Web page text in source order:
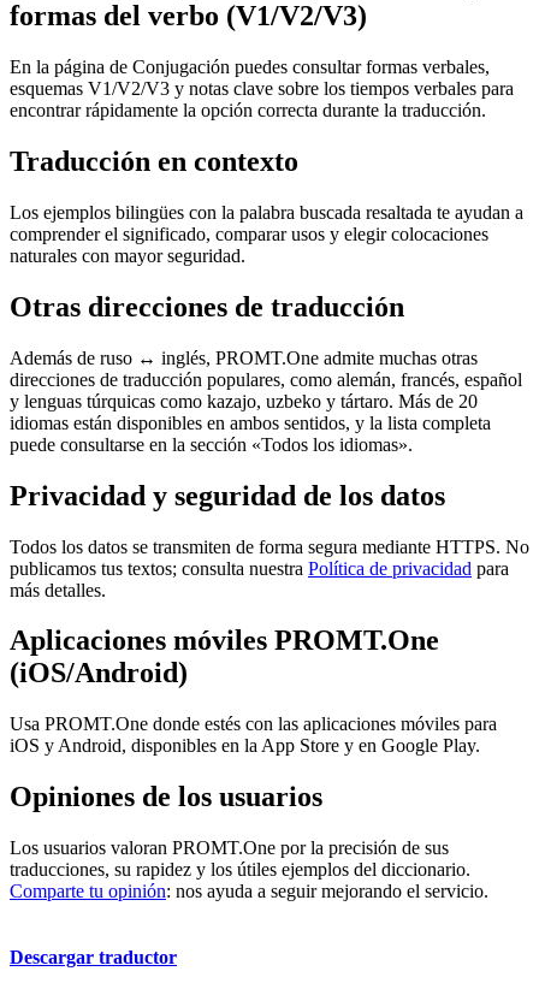
formas del verbo (V1/V2/V3)
En la página de Conjugación puedes consultar formas verbales,
esquemas V1/V2/V3 y notas clave sobre los tiempos verbales para
encontrar rápidamente la opción correcta durante la traducción.
Traducción en contexto
Los ejemplos bilingües con la palabra buscada resaltada te ayudan a
comprender el significado, comparar usos y elegir colocaciones
naturales con mayor seguridad.
Otras direcciones de traducción
Además de ruso ↔ inglés, PROMT.One admite muchas otras
direcciones de traducción populares, como alemán, francés, español
y lenguas túrquicas como kazajo, uzbeko y tártaro. Más de 20
idiomas están disponibles en ambos sentidos, y la lista completa
puede consultarse en la sección «Todos los idiomas».
Privacidad y seguridad de los datos
Todos los datos se transmiten de forma segura mediante HTTPS. No
publicamos tus textos; consulta nuestra Política de privacidad para
más detalles.
Aplicaciones móviles PROMT.One
(iOS/Android)
Usa PROMT.One donde estés con las aplicaciones móviles para
iOS y Android, disponibles en la App Store y en Google Play.
Opiniones de los usuarios
Los usuarios valoran PROMT.One por la precisión de sus
traducciones, su rapidez y los útiles ejemplos del diccionario.
Comparte tu opinión: nos ayuda a seguir mejorando el servicio.
Descargar traductor